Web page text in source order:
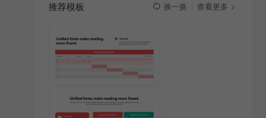
推荐模板 换一换 查看更多